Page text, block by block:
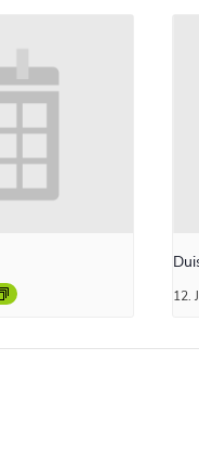
12.